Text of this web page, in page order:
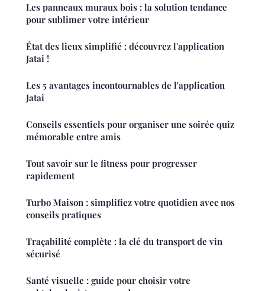
Les panneaux muraux bois : la solution tendance
pour sublimer votre intérieur
État des lieux simplifié : découvrez l'application
Jatai !
Les 5 avantages incontournables de l'application
Jatai
Conseils essentiels pour organiser une soirée quiz
mémorable entre amis
Tout savoir sur le fitness pour progresser
rapidement
Turbo Maison : simplifiez votre quotidien avec nos
conseils pratiques
Traçabilité complète : la clé du transport de vin
sécurisé
Santé visuelle : guide pour choisir votre